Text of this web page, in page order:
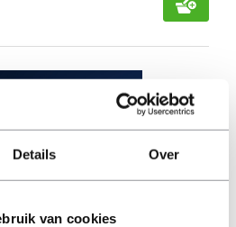
Details Over
van cookies